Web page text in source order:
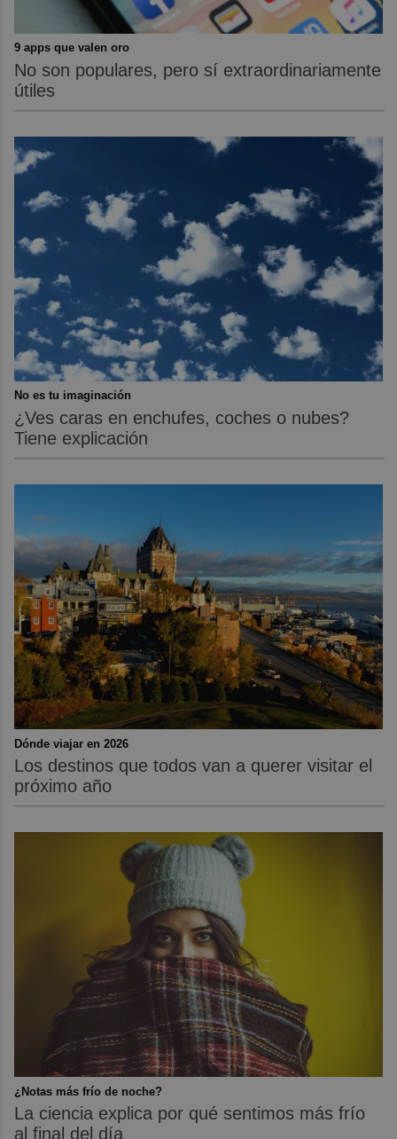
9 apps que valen oro
No son populares, pero sí extraordinariamente
útiles
No es tu imaginación
¿Ves caras en enchufes, coches o nubes?
Tiene explicación
Dónde viajar en 2026
Los destinos que todos van a querer visitar el
próximo año
¿Notas más frío de noche?
La ciencia explica por qué sentimos más frío
al final del día